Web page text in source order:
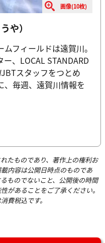
画像(10枚)
や）
フィールドは遠賀川。
、LOCAL STANDARD
スタッフをつとめ
、毎週、遠賀川情報を
たものであり、著作上の権利お
内容は公開日時点のものであ
ものでないこと、公開後の時間
があることをご了承ください。
費税込です。